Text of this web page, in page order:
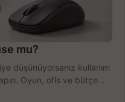
mu?
düşünüyorsanız kullanım
Oyun, ofis ve bütçe